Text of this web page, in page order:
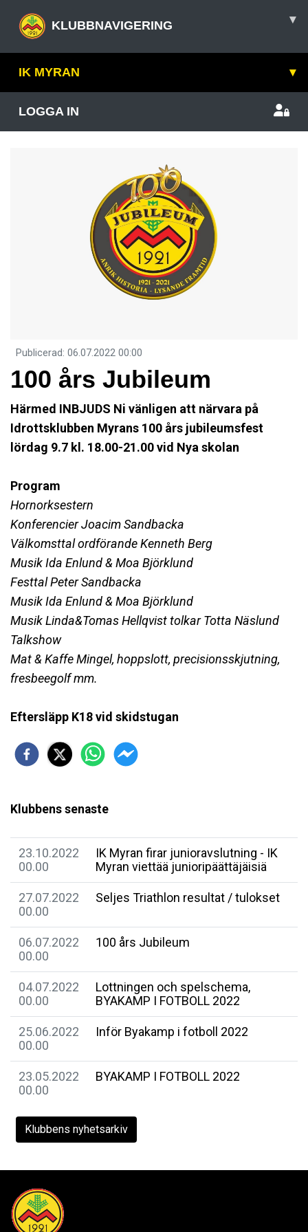
KLUBBNAVIGERING ▾
IK MYRAN ▾
LOGGA IN
Publicerad: 06.07.2022 00:00
100 års Jubileum
Härmed INBJUDS Ni vänligen att närvara på
Idrottsklubben Myrans 100 års jubileumsfest
lördag 9.7 kl. 18.00-21.00 vid Nya skolan
Program
Hornorksestern
Konferencier Joacim Sandbacka
Välkomsttal ordförande Kenneth Berg
Musik Ida Enlund & Moa Björklund
Festtal Peter Sandbacka
Musik Ida Enlund & Moa Björklund
Musik Linda&Tomas Hellqvist tolkar Totta Näslund
Talkshow
Mat & Kaffe Mingel, hoppslott, precisionsskjutning,
fresbeegolf mm.
Eftersläpp K18 vid skidstugan
Klubbens senaste
23.10.2022
00.00
IK Myran firar junioravslutning - IK
Myran viettää junioripäättäjäisiä
27.07.2022
00.00
Seljes Triathlon resultat / tulokset
06.07.2022
00.00
100 års Jubileum
04.07.2022
00.00
Lottningen och spelschema,
BYAKAMP I FOTBOLL 2022
25.06.2022
00.00
Inför Byakamp i fotboll 2022
23.05.2022
00.00
BYAKAMP I FOTBOLL 2022
Klubbens nyhetsarkiv